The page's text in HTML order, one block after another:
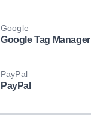
Google
Google Tag Manager
PayPal
PayPal